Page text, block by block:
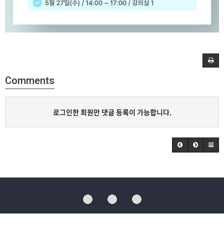
Comments
로그인한 회원만 댓글 등록이 가능합니다.